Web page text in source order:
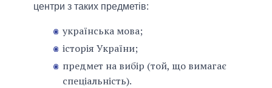
центри з таких предметів:
українська мова;
історія України;
предмет на вибір (той, що вимагає
спеціальність).